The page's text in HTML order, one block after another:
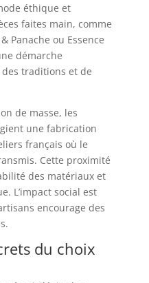
éthique et
faites main, comme
Panache ou Essence
démarche
traditions et de
de masse, les
une fabrication
français où le
Cette proximité
des matériaux et
L’impact social est
encourage des
du choix